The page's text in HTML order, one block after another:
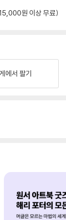
원 이상 무료)
에서 팔기